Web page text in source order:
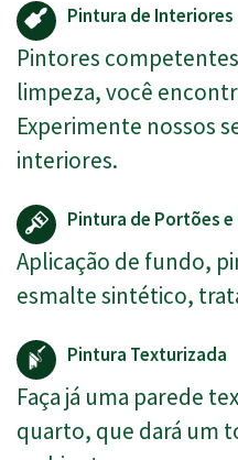
Pintura de Interiores
Pintores
limpeza, você
Experimente nossos
interiores.
Pintura de Portões e
Aplicação de fundo,
esmalte sintético,
Pintura Texturizada
Faça já uma parede
quarto, que dará um